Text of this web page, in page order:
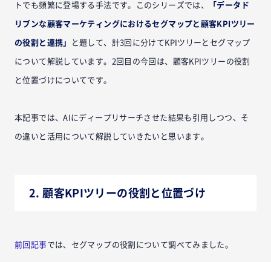
トでも頻繁に登場する手法です。このシリーズでは、 「データド
リブンな顧客マーケティングにおけるセグマップと顧客KPIツリー
の役割と連携」 と題して、計3回に分けてKPIツリーとセグマップ
について解説しています。2回目の今回は、顧客KPIツリーの役割
と位置づけについてです。
本記事では、AIにディープリサーチさせた結果も引用しつつ、そ
の違いと活用について解説していきたいと思います。
2. 顧客KPIツリーの役割と位置づけ
前回記事では、セグマップの役割について調べてみました。